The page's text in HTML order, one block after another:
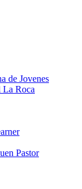
de Jovenes
La Roca
Pastor